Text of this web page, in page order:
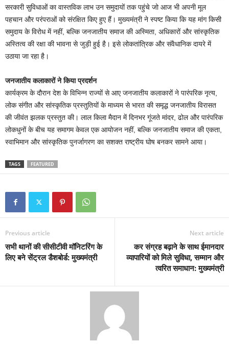
सरकारी सुविधाओं का वास्तविक लाभ उन समुदायों तक पहुंचे जो आज भी अपनी मूल
पहचान और परंपराओं को संरक्षित किए हुए हैं। मुख्यमंत्री ने स्पष्ट किया कि यह मांग किसी
समुदाय के विरोध में नहीं, बल्कि जनजातीय समाज की अस्मिता, अधिकारों और सांस्कृतिक
अस्तित्व की रक्षा की भावना से जुड़ी हुई है। इसे लोकतांत्रिक और संवैधानिक दायरे में
उठाया जा रहा है।
जनजातीय कलाकारों ने किया प्रदर्शन
कार्यक्रम के दौरान देश के विभिन्न राज्यों से आए जनजातीय कलाकारों ने पारंपरिक नृत्य,
लोक संगीत और सांस्कृतिक प्रस्तुतियों के माध्यम से भारत की समृद्ध जनजातीय विरासत
की जीवंत झलक प्रस्तुत की। लाल किला मैदान में दिनभर गूंजते मांदर, ढोल और पारंपरिक
लोकधुनों के बीच यह समागम केवल एक आयोजन नहीं, बल्कि जनजातीय समाज की एकता,
स्वाभिमान और सांस्कृतिक पुनर्जागरण का सशक्त राष्ट्रीय घोष बनकर सामने आया।
TAGS FEATURED
Previous article
सभी थानों की सीसीटीवी मॉनिटरिंग के
लिए बने सेंट्रल डैशबोर्ड: मुख्यमंत्री
Next article
कर संग्रह बढ़ाने के साथ ईमानदार
व्यापारियों को मिले सुविधा, सम्मान और
त्वरित समाधान: मुख्यमंत्री